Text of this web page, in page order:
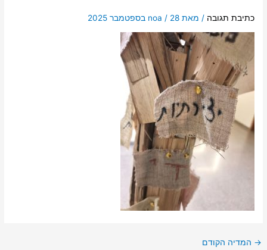
כתיבת תגובה / מאת noa / 28 בספטמבר 2025
→ המדיה הקודם